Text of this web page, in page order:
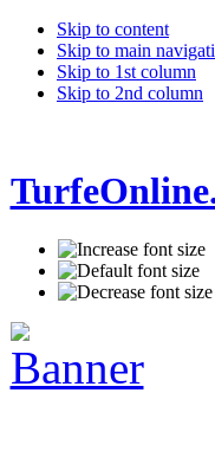
Skip to content
Skip to main
Skip to 1st column
Skip to 2nd column